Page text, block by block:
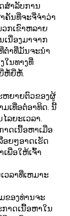
ສໍາລັບການ
ຄັນທີ່ຈະຈື່ຈໍາວ່າ
ກເຂົາຫລາຍ
ນື່ອງມາຈາກ
ຕໍ່າທີ່ມັນຈະນໍາ
ໃນທາງທີ່
ຫໍ້ຍີ່ຫໍ້.
ຍາຍຕົວຂອງຜູ້
ເທື່ອຕໍ່ອາທິດ. ນີ້
ລຍະເວລາ.
ດເນື້ອຫາເມື່ອ
ອຍໆອາດເຮັດ
ພື່ອໃຫ້ເຈົ້າ
ວລາທີ່ເຫມາະ
ຂອງທ່ານຈະ
າດເນື້ອຫາໃນ